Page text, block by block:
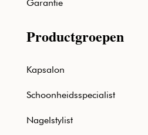
Garantie
Productgroepen
Kapsalon
Schoonheidsspecialist
Nagelstylist